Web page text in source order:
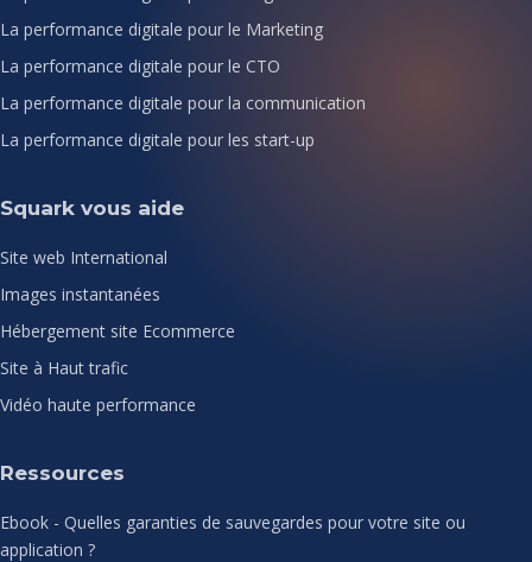
La performance digitale pour le Marketing
La performance digitale pour le CTO
La performance digitale pour la communication
La performance digitale pour les start-up
Squark vous aide
Site web International
Images instantanées
Hébergement site Ecommerce
Site à Haut trafic
Vidéo haute performance
Ressources
Ebook - Quelles garanties de sauvegardes pour votre site ou
application ?